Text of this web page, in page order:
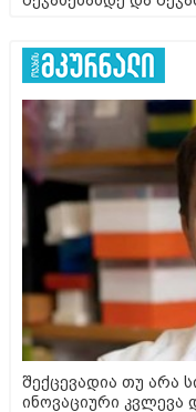
შექცევადია თუ არა
ინოვაციური კვლევა